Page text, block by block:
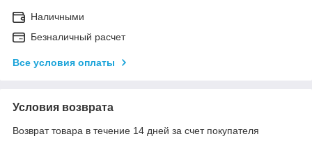
Наличными
Безналичный расчет
Все условия оплаты
Условия возврата
Возврат товара в течение 14 дней за счет покупателя